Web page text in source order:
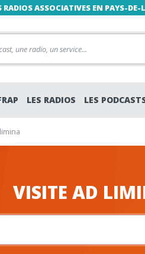
RADIOS ASSOCIATIVES EN PAYS-
LES RADIOS LES
VISITE AD